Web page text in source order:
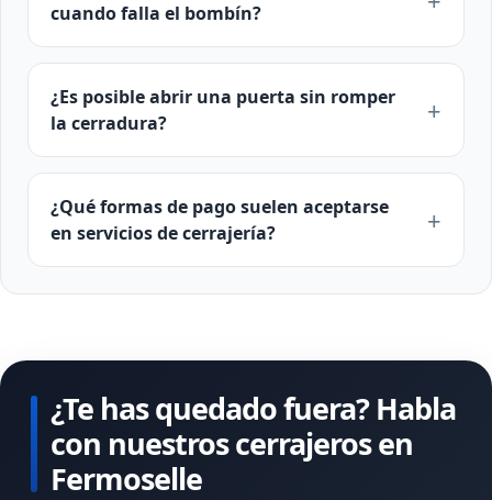
cuando falla el bombín?
¿Es posible abrir una puerta sin romper
la cerradura?
¿Qué formas de pago suelen aceptarse
en servicios de cerrajería?
¿Te has quedado fuera? Habla
con nuestros cerrajeros en
Fermoselle